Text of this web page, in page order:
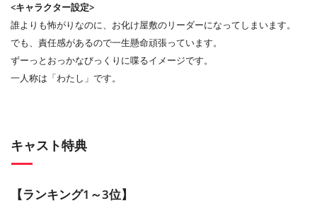
<キャラクター設定>
誰よりも怖がりなのに、お化け屋敷のリーダーになってしまいます。
でも、責任感があるので一生懸命頑張っています。
ずーっとおっかなびっくりに喋るイメージです。
一人称は「わたし」です。
キャスト特典
【ランキング1～3位】